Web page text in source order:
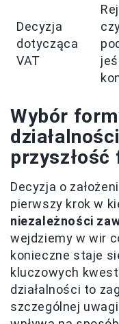
Decyzja
dotycząca
VAT
Wybór
przyszłość
Decyzja o
pierwszy krok w
niezależności
wejdziemy w wir
konieczne staje
kluczowych
działalności to
szczególnej